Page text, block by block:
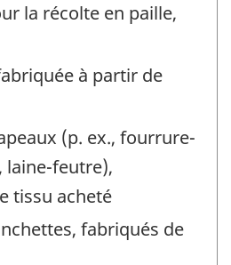
la récolte en paille,
à partir de
(p. ex., fourrure-
laine-feutre),
tissu acheté
fabriqués de